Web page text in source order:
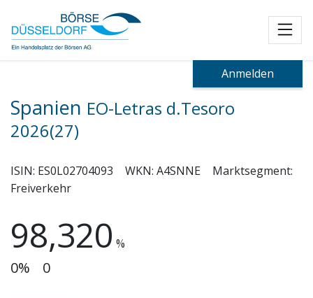
Anmelden
Spanien EO-Letras d.Tesoro
2026(27)
ISIN: ES0L02704093 WKN: A4SNNE
Marktsegment:
Freiverkehr
98,320 %
0% 0